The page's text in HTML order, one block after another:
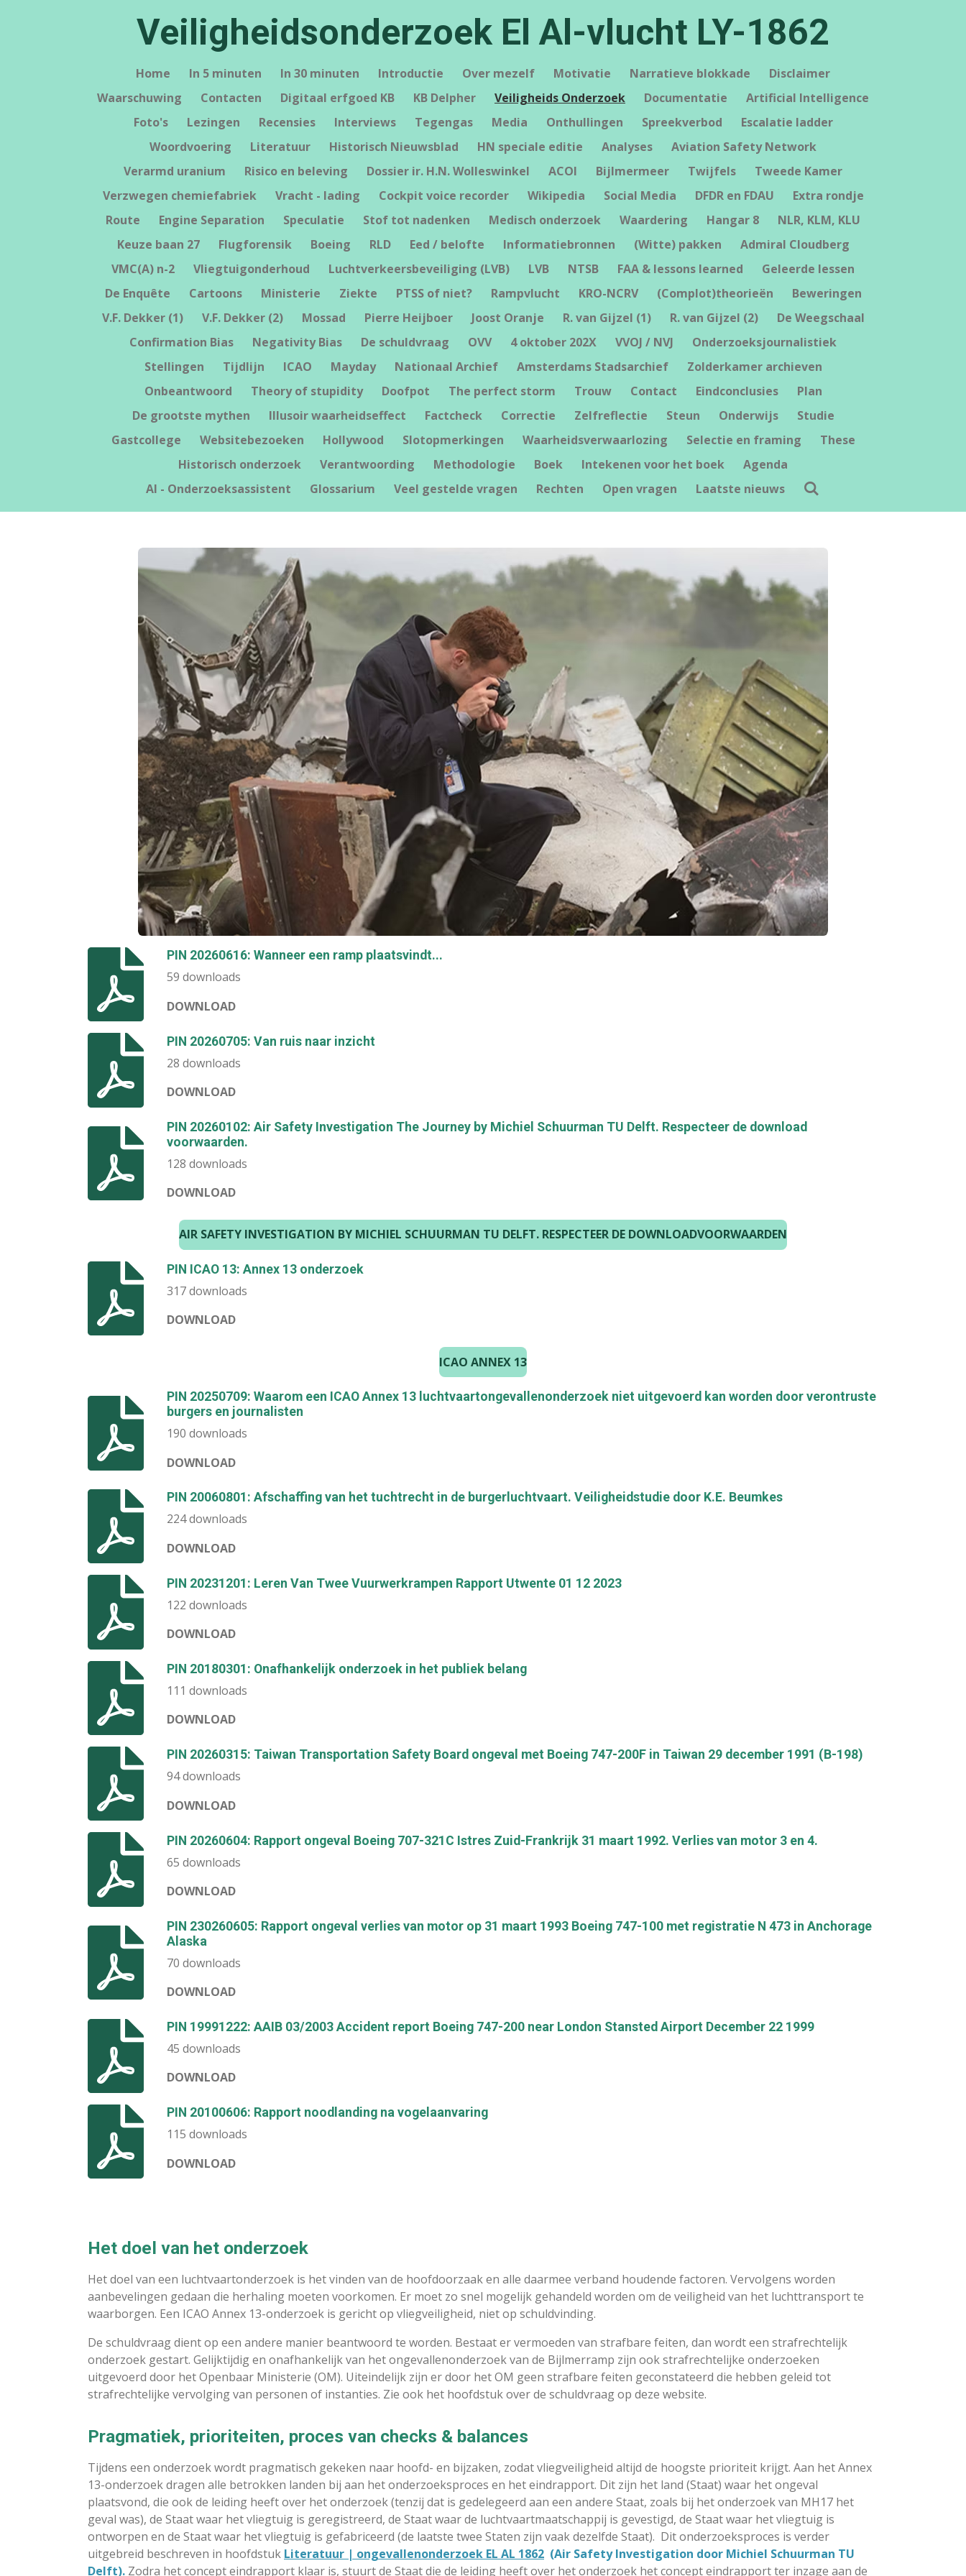
Veiligheidsonderzoek El Al-vlucht LY-1862
Home In 5 minuten In 30 minuten Introductie Over mezelf Motivatie Narratieve blokkade
Disclaimer
Waarschuwing
Contacten Digitaal erfgoed KB KB Delpher Veiligheids Onderzoek Documentatie
Artificial Intelligence
Foto's
Lezingen Recensies Interviews Tegengas Media Onthullingen Spreekverbod
Escalatie ladder
Woordvoering
Literatuur Historisch Nieuwsblad HN speciale editie Analyses
Aviation Safety Network
Verarmd uranium
Risico en beleving Dossier ir. H.N. Wolleswinkel ACOI Bijlmermeer Twijfels
Tweede Kamer
Verzwegen chemiefabriek
Vracht - lading Cockpit voice recorder Wikipedia Social Media DFDR en FDAU
Extra rondje
Route
Engine Separation Speculatie Stof tot nadenken Medisch onderzoek Waardering Hangar 8
NLR, KLM, KLU
Keuze baan 27
Flugforensik Boeing RLD Eed / belofte Informatiebronnen (Witte) pakken
Admiral Cloudberg
VMC(A) n-2
Vliegtuigonderhoud Luchtverkeersbeveiliging (LVB) LVB NTSB FAA & lessons learned
Geleerde lessen
De Enquête
Cartoons Ministerie Ziekte PTSS of niet? Rampvlucht KRO-NCRV (Complot)theorieën
Beweringen
V.F. Dekker (1)
V.F. Dekker (2) Mossad Pierre Heijboer Joost Oranje R. van Gijzel (1) R. van Gijzel (2)
De Weegschaal
Confirmation Bias
Negativity Bias De schuldvraag OVV 4 oktober 202X VVOJ / NVJ
Onderzoeksjournalistiek
Stellingen
Tijdlijn ICAO Mayday Nationaal Archief Amsterdams Stadsarchief
Zolderkamer archieven
Onbeantwoord
Theory of stupidity Doofpot The perfect storm Trouw Contact Eindconclusies
Plan
De grootste mythen
Illusoir waarheidseffect Factcheck Correctie Zelfreflectie Steun Onderwijs
Studie
Gastcollege
Websitebezoeken Hollywood Slotopmerkingen Waarheidsverwaarlozing Selectie en framing
These
Historisch onderzoek
Verantwoording Methodologie Boek Intekenen voor het boek
Agenda
AI - Onderzoeksassistent
Glossarium Veel gestelde vragen Rechten Open vragen Laatste nieuws
PIN 20260616: Wanneer een ramp plaatsvindt...
59 downloads
DOWNLOAD
PIN 20260705: Van ruis naar inzicht
28 downloads
DOWNLOAD
PIN 20260102: Air Safety Investigation The Journey by Michiel Schuurman TU Delft. Respecteer de download
voorwaarden.
128 downloads
DOWNLOAD
AIR SAFETY INVESTIGATION BY MICHIEL SCHUURMAN TU DELFT. RESPECTEER DE DOWNLOADVOORWAARDEN
PIN ICAO 13: Annex 13 onderzoek
317 downloads
DOWNLOAD
ICAO ANNEX 13
PIN 20250709: Waarom een ICAO Annex 13 luchtvaartongevallenonderzoek niet uitgevoerd kan worden door verontruste
burgers en journalisten
190 downloads
DOWNLOAD
PIN 20060801: Afschaffing van het tuchtrecht in de burgerluchtvaart. Veiligheidstudie door K.E. Beumkes
224 downloads
DOWNLOAD
PIN 20231201: Leren Van Twee Vuurwerkrampen Rapport Utwente 01 12 2023
122 downloads
DOWNLOAD
PIN 20180301: Onafhankelijk onderzoek in het publiek belang
111 downloads
DOWNLOAD
PIN 20260315: Taiwan Transportation Safety Board ongeval met Boeing 747-200F in Taiwan 29 december 1991 (B-198)
94 downloads
DOWNLOAD
PIN 20260604: Rapport ongeval Boeing 707-321C Istres Zuid-Frankrijk 31 maart 1992. Verlies van motor 3 en 4.
65 downloads
DOWNLOAD
PIN 230260605: Rapport ongeval verlies van motor op 31 maart 1993 Boeing 747-100 met registratie N 473 in Anchorage
Alaska
70 downloads
DOWNLOAD
PIN 19991222: AAIB 03/2003 Accident report Boeing 747-200 near London Stansted Airport December 22 1999
45 downloads
DOWNLOAD
PIN 20100606: Rapport noodlanding na vogelaanvaring
115 downloads
DOWNLOAD
Het doel van het onderzoek
Het doel van een luchtvaartonderzoek is het vinden van de hoofdoorzaak en alle daarmee verband houdende factoren. Vervolgens worden
aanbevelingen gedaan die herhaling moeten voorkomen. Er moet zo snel mogelijk gehandeld worden om de veiligheid van het luchttransport te
waarborgen. Een ICAO Annex 13-onderzoek is gericht op vliegveiligheid, niet op schuldvinding.
De schuldvraag dient op een andere manier beantwoord te worden. Bestaat er vermoeden van strafbare feiten, dan wordt een strafrechtelijk
onderzoek gestart. Gelijktijdig en onafhankelijk van het ongevallenonderzoek van de Bijlmerramp zijn ook strafrechtelijke onderzoeken
uitgevoerd door het Openbaar Ministerie (OM). Uiteindelijk zijn er door het OM geen strafbare feiten geconstateerd die hebben geleid tot
strafrechtelijke vervolging van personen of instanties. Zie ook het hoofdstuk over de schuldvraag op deze website.
Pragmatiek, prioriteiten, proces van checks & balances
Tijdens een onderzoek wordt pragmatisch gekeken naar hoofd- en bijzaken, zodat vliegveiligheid altijd de hoogste prioriteit krijgt. Aan het Annex
13-onderzoek dragen alle betrokken landen bij aan het onderzoeksproces en het eindrapport. Dit zijn het land (Staat) waar het ongeval
plaatsvond, die ook de leiding heeft over het onderzoek (tenzij dat is gedelegeerd aan een andere Staat, zoals bij het onderzoek van MH17 het
geval was), de Staat waar het vliegtuig is geregistreerd, de Staat waar de luchtvaartmaatschappij is gevestigd, de Staat waar het vliegtuig is
ontworpen en de Staat waar het vliegtuig is gefabriceerd (de laatste twee Staten zijn vaak dezelfde Staat). Dit onderzoeksproces is verder
uitgebreid beschreven in hoofdstuk Literatuur | ongevallenonderzoek EL AL 1862 (Air Safety Investigation door Michiel Schuurman TU
Delft). Zodra het concept eindrapport klaar is, stuurt de Staat die de leiding heeft over het onderzoek het concept eindrapport ter inzage aan de